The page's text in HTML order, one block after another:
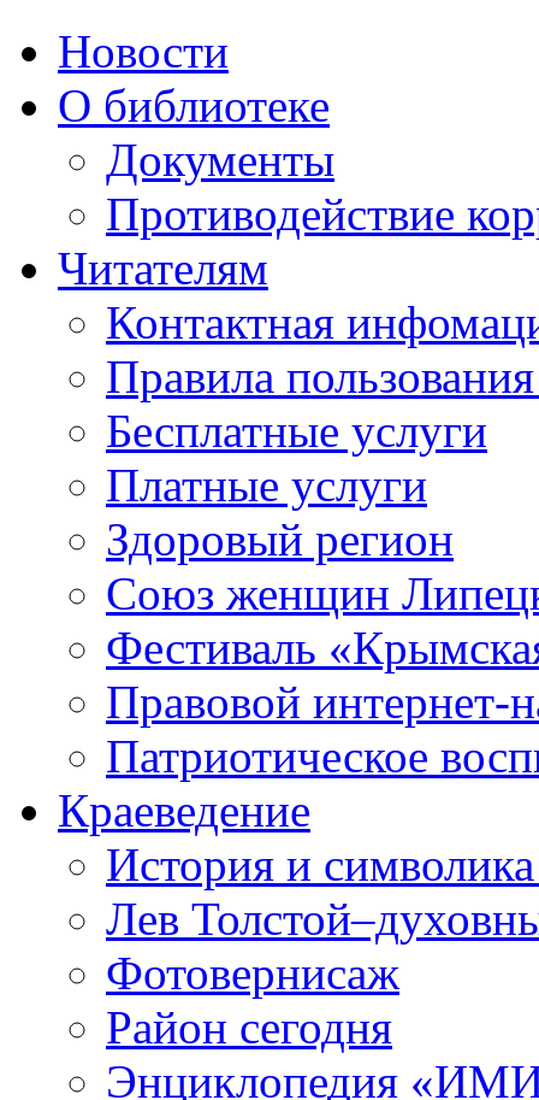
Новости
О библиотеке
Документы
Противодействие
Читателям
Контактная
Правила
Бесплатные услуги
Платные услуги
Здоровый регион
Союз женщин
Фестиваль
Правовой интернет-
Патриотическое
Краеведение
История и
Лев
Фотовернисаж
Район сегодня
Энциклопедия «ИМИ